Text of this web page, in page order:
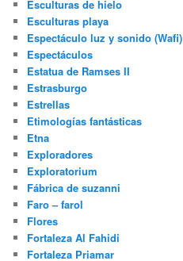
Esculturas de hielo
Esculturas playa
Espectáculo luz y sonido (Wafi)
Espectáculos
Estatua de Ramses II
Estrasburgo
Estrellas
Etimologías fantásticas
Etna
Exploradores
Exploratorium
Fábrica de suzanni
Faro – farol
Flores
Fortaleza Al Fahidi
Fortaleza Priamar